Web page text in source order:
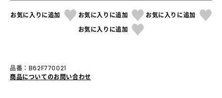
お気に入りに追加 お気に入りに追加
お気に入りに追加
お気に入りに追加
品番：B62F770021
商品についてのお問い合わせ